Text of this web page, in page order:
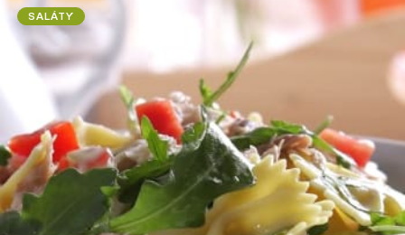
SALÁTY